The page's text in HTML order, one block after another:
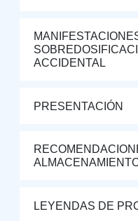
ACCIDENTAL
PRESENTACIÓN
LEYENDAS DE